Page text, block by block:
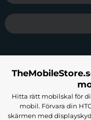
Hitta rätt mobilskal för
mobil. Förvara din
skärmen med